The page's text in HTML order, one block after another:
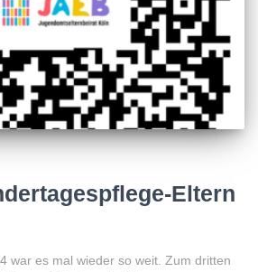
Eltern
war es mal wieder so weit. Zum dritten